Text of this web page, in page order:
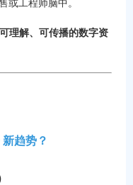
或工程师脑中。
理解、可传播的数字资
趋势？